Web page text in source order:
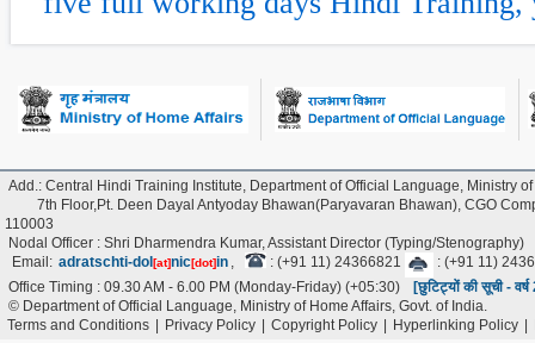
Add.: Central Hindi Training Institute, Department of Official Language, Ministry
7th Floor,Pt. Deen Dayal Antyoday Bhawan(Paryavaran Bhawan), CGO
110003
Nodal Officer : Shri Dharmendra Kumar, Assistant Director (Typing/Stenography)
Email: adratschti-dol [at]nic[dot]in , : (+91 11) 24366821
: (+91 11)
Office Timing : 09.30 AM - 6.00 PM (Monday-Friday) (+05:30)
[छुटिट्यों की सूची -
© Department of Official Language, Ministry of Home Affairs, Govt. of India.
Terms and Conditions
Privacy Policy Copyright Policy Hyperlinking Policy